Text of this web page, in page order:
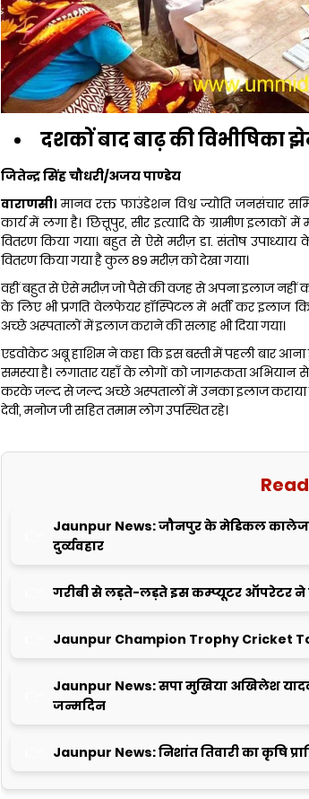
दशकों बाद बाढ़ की विभीषिका
जितेन्द्र सिंह चौधरी/अजय पाण्डेय
वाराणसी।मानव रक्त फाउंडेशन विश्व ज्योति जनसंचार
कार्य में लगा है। छित्तूपुर, सीर इत्यादि के ग्रामीण
वितरण किया गया। बहुत से ऐसे मरीज़ डा. संतोष
वितरण किया गया है कुल 89 मरीज़ को देखा गया।
वहीं बहुत से ऐसे मरीज़ जो पैसे की वजह से अपना इलाज नहीं
के लिए भी प्रगति वेलफेयर हॉस्पिटल में भर्ती कर इलाज
अच्छे अस्पतालों में इलाज कराने की सलाह भी दिया गया।
एडवोकेट अबू हाशिम ने कहा कि इस बस्ती में पहली बार
समस्या है। लगातार यहाँ के लोगों को जागरूकता अभियान
करके जल्द से जल्द अच्छे अस्पतालों में उनका इलाज कराया
देवी, मनोज जी सहित तमाम लोग उपस्थित रहे।
Jaunpur News: जौनपुर के मेडिकल कालेज
दुर्व्यवहार
गरीबी से लड़ते-लड़ते इस कम्प्यूटर ऑपरेटर ने
Jaunpur Champion Trophy Cricket
Jaunpur News: सपा मुखिया अखिलेश
जन्मदिन
Jaunpur News: निशांत तिवारी का कृषि